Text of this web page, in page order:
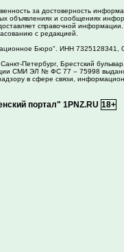
за достоверность
объявлениях и сообщениях
справочной
с редакцией.
Бюро". ИНН 7325128341,
Санкт-Петербург, Брестский
СМИ ЭЛ № ФС 77 – 75998
в сфере связи,
портал" 1PNZ.RU 18+